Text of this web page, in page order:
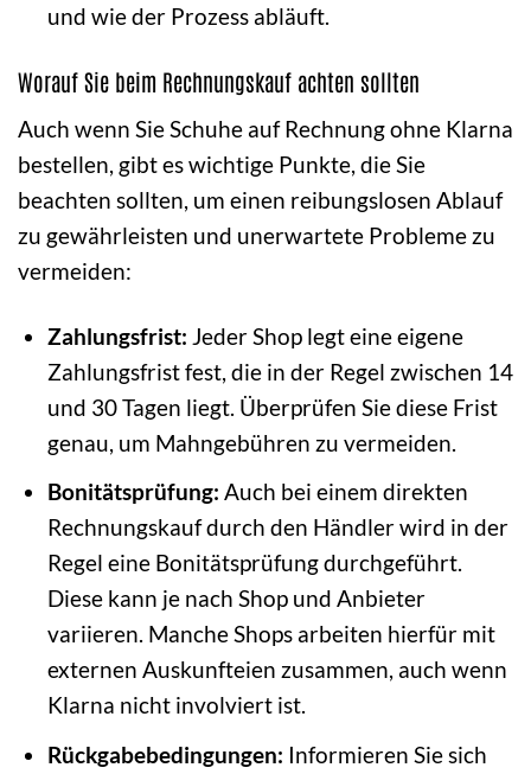
und wie der Prozess abläuft.
Worauf Sie beim Rechnungskauf achten sollten
Auch wenn Sie Schuhe auf Rechnung ohne Klarna
bestellen, gibt es wichtige Punkte, die Sie
beachten sollten, um einen reibungslosen Ablauf
zu gewährleisten und unerwartete Probleme zu
vermeiden:
Zahlungsfrist: Jeder Shop legt eine eigene
Zahlungsfrist fest, die in der Regel zwischen 14
und 30 Tagen liegt. Überprüfen Sie diese Frist
genau, um Mahngebühren zu vermeiden.
Bonitätsprüfung: Auch bei einem direkten
Rechnungskauf durch den Händler wird in der
Regel eine Bonitätsprüfung durchgeführt.
Diese kann je nach Shop und Anbieter
variieren. Manche Shops arbeiten hierfür mit
externen Auskunfteien zusammen, auch wenn
Klarna nicht involviert ist.
Rückgabebedingungen: Informieren Sie sich